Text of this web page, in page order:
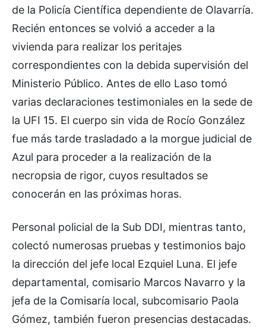
de la Policía Científica dependiente de Olavarría.
Recién entonces se volvió a acceder a la
vivienda para realizar los peritajes
correspondientes con la debida supervisión del
Ministerio Público. Antes de ello Laso tomó
varias declaraciones testimoniales en la sede de
la UFI 15. El cuerpo sin vida de Rocío González
fue más tarde trasladado a la morgue judicial de
Azul para proceder a la realización de la
necropsia de rigor, cuyos resultados se
conocerán en las próximas horas.
Personal policial de la Sub DDI, mientras tanto,
colectó numerosas pruebas y testimonios bajo
la dirección del jefe local Ezquiel Luna. El jefe
departamental, comisario Marcos Navarro y la
jefa de la Comisaría local, subcomisario Paola
Gómez, también fueron presencias destacadas.